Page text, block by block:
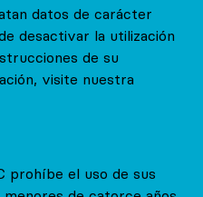
datos de carácter
desactivar la utilización
de su
visite nuestra
prohíbe el uso de sus